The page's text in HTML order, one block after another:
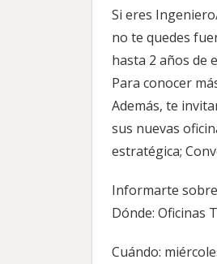
Si eres
no te quedes
hasta 2 años de
Para conocer
Además, te
sus nuevas
estratégica;
Informarte
Dónde: Oficinas
Cuándo: